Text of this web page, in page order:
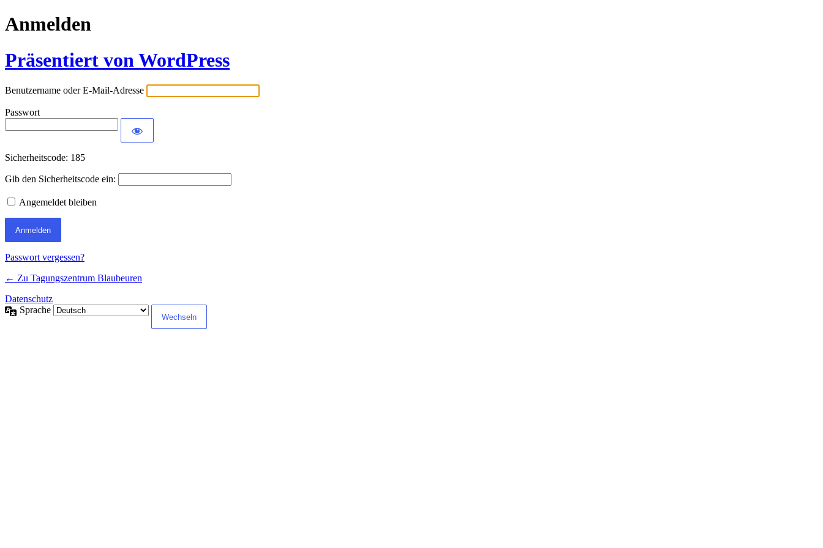
Anmelden
Präsentiert von WordPress
Benutzername oder E-Mail-Adresse
Passwort
Sicherheitscode: 185
Gib den Sicherheitscode ein:
Angemeldet bleiben
Passwort vergessen?
← Zu Tagungszentrum Blaubeuren
Datenschutz
Sprache